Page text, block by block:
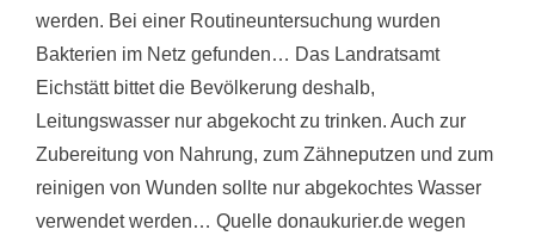
werden. Bei einer Routineuntersuchung wurden
Bakterien im Netz gefunden… Das Landratsamt
Eichstätt bittet die Bevölkerung deshalb,
Leitungswasser nur abgekocht zu trinken. Auch zur
Zubereitung von Nahrung, zum Zähneputzen und zum
reinigen von Wunden sollte nur abgekochtes Wasser
verwendet werden… Quelle donaukurier.de wegen